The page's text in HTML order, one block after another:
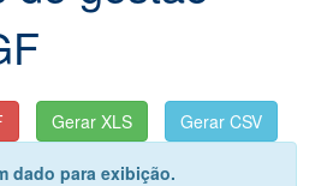
dado para exibição.